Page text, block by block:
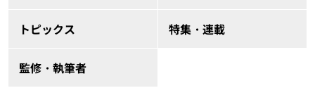
トピックス 特集・連載
監修・執筆者